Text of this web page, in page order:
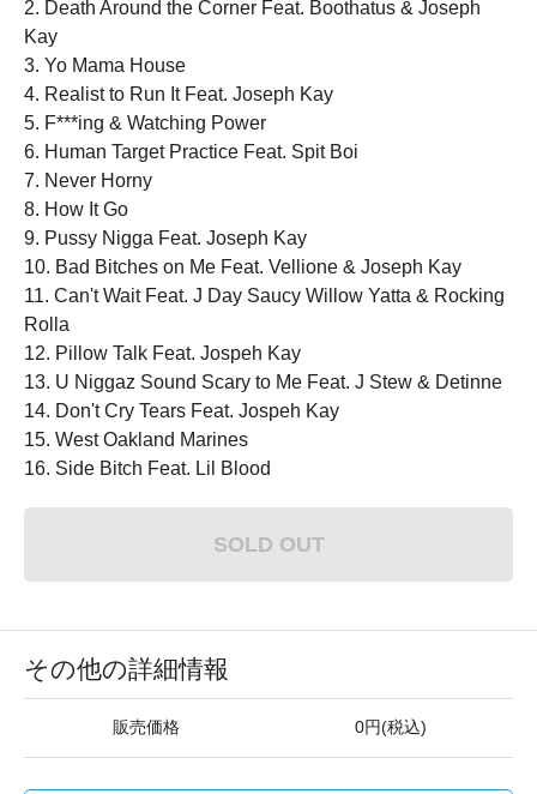
2. Death Around the Corner Feat. Boothatus & Joseph
Kay
3. Yo Mama House
4. Realist to Run It Feat. Joseph Kay
5. F***ing & Watching Power
6. Human Target Practice Feat. Spit Boi
7. Never Horny
8. How It Go
9. Pussy Nigga Feat. Joseph Kay
10. Bad Bitches on Me Feat. Vellione & Joseph Kay
11. Can't Wait Feat. J Day Saucy Willow Yatta & Rocking
Rolla
12. Pillow Talk Feat. Jospeh Kay
13. U Niggaz Sound Scary to Me Feat. J Stew & Detinne
14. Don't Cry Tears Feat. Jospeh Kay
15. West Oakland Marines
16. Side Bitch Feat. Lil Blood
SOLD OUT
その他の詳細情報
販売価格 0円(税込)